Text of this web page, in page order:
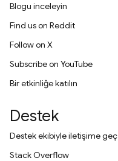
Blogu inceleyin
Find us on Reddit
Follow on X
Subscribe on YouTube
Bir etkinliğe katılın
Destek
Destek ekibiyle iletişime geç
Stack Overflow